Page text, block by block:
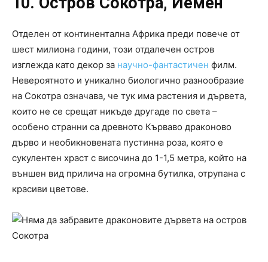
Отделен от континентална Африка преди повече от
шест милиона години, този отдалечен остров
изглежда като декор за научно-фантастичен филм.
Невероятното и уникално биологично разнообразие
на Сокотра означава, че тук има растения и дървета,
които не се срещат никъде другаде по света –
особено странни са древното Кърваво драконово
дърво и необикновената пустинна роза, която е
сукулентен храст с височина до 1-1,5 метра, който на
външен вид прилича на огромна бутилка, отрупана с
красиви цветове.